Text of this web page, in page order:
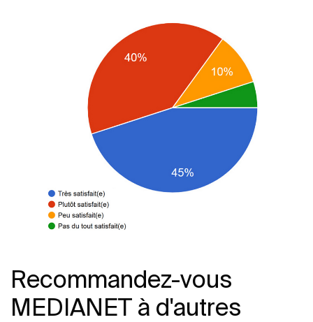
Recommandez-vous
MEDIANET à d'autres